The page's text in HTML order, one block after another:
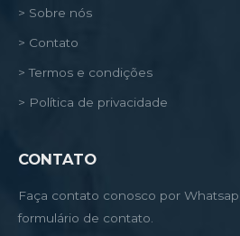
> Sobre nós
> Contato
> Termos e condições
> Política de privacidade
CONTATO
Faça contato conosco por
formulário de contato.